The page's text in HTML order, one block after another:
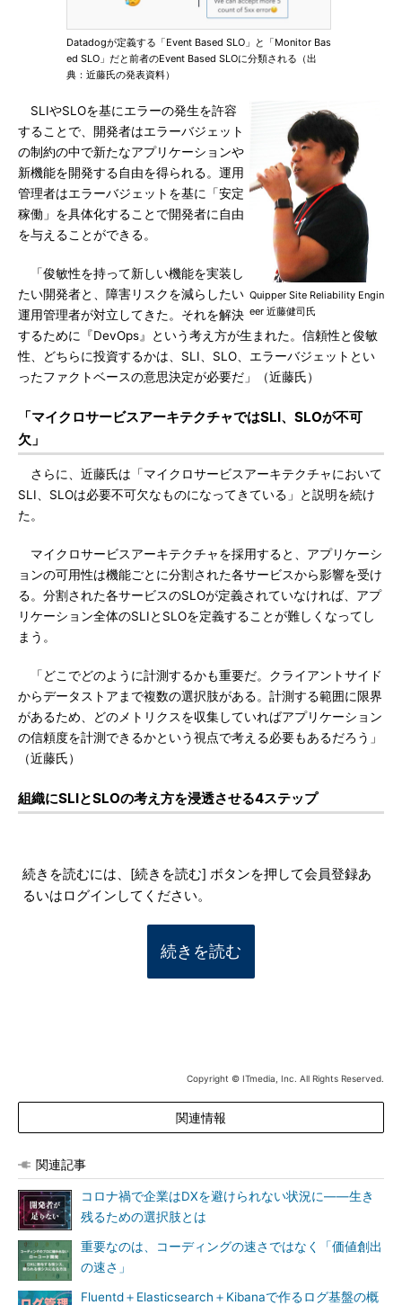
Datadogが定義する「Event Based SLO」と「Monitor Bas
ed SLO」だと前者のEvent Based SLOに分類される（出
典：近藤氏の発表資料）
Quipper Site Reliability Engin
eer 近藤健司氏
SLIやSLOを基にエラーの発生を許容
することで、開発者はエラーバジェット
の制約の中で新たなアプリケーションや
新機能を開発する自由を得られる。運用
管理者はエラーバジェットを基に「安定
稼働」を具体化することで開発者に自由
を与えることができる。
「俊敏性を持って新しい機能を実装し
たい開発者と、障害リスクを減らしたい
運用管理者が対立してきた。それを解決
するために『DevOps』という考え方が生まれた。信頼性と俊敏
性、どちらに投資するかは、SLI、SLO、エラーバジェットとい
ったファクトベースの意思決定が必要だ」（近藤氏）
「マイクロサービスアーキテクチャではSLI、SLOが不可
欠」
さらに、近藤氏は「マイクロサービスアーキテクチャにおいて
SLI、SLOは必要不可欠なものになってきている」と説明を続け
た。
マイクロサービスアーキテクチャを採用すると、アプリケーシ
ョンの可用性は機能ごとに分割された各サービスから影響を受け
る。分割された各サービスのSLOが定義されていなければ、アプ
リケーション全体のSLIとSLOを定義することが難しくなってし
まう。
「どこでどのように計測するかも重要だ。クライアントサイド
からデータストアまで複数の選択肢がある。計測する範囲に限界
があるため、どのメトリクスを収集していればアプリケーション
の信頼度を計測できるかという視点で考える必要もあるだろう」
（近藤氏）
組織にSLIとSLOの考え方を浸透させる4ステップ
続きを読むには、[続きを読む] ボタンを押して会員登録あ
るいはログインしてください。
続きを読む
Copyright © ITmedia, Inc. All Rights Reserved.
関連情報
関連記事
コロナ禍で企業はDXを避けられない状況に――生き
残るための選択肢とは
重要なのは、コーディングの速さではなく「価値創出
の速さ」
Fluentd＋Elasticsearch＋Kibanaで作るログ基盤の概